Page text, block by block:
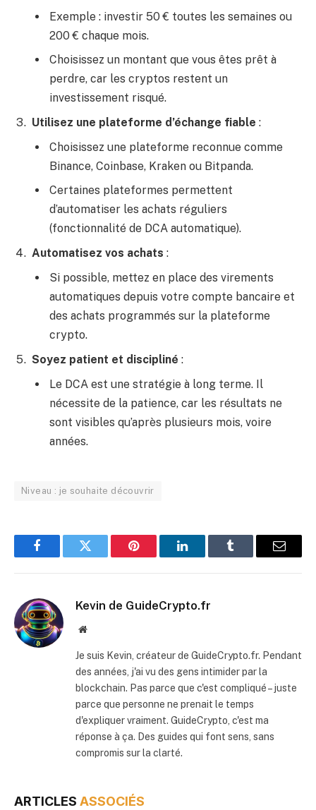
Exemple : investir 50 € toutes les semaines ou
200 € chaque mois.
Choisissez un montant que vous êtes prêt à
perdre, car les cryptos restent un
investissement risqué.
Utilisez une plateforme d’échange fiable :
Choisissez une plateforme reconnue comme
Binance, Coinbase, Kraken ou Bitpanda.
Certaines plateformes permettent
d’automatiser les achats réguliers
(fonctionnalité de DCA automatique).
Automatisez vos achats :
Si possible, mettez en place des virements
automatiques depuis votre compte bancaire et
des achats programmés sur la plateforme
crypto.
Soyez patient et discipliné :
Le DCA est une stratégie à long terme. Il
nécessite de la patience, car les résultats ne
sont visibles qu’après plusieurs mois, voire
années.
Niveau : je souhaite découvrir
FacebookTwitter Pinterest LinkedInTumblr Email
Kevin de GuideCrypto.fr
Website
Je suis Kevin, créateur de GuideCrypto.fr. Pendant
des années, j'ai vu des gens intimider par la
blockchain. Pas parce que c'est compliqué – juste
parce que personne ne prenait le temps
d'expliquer vraiment. GuideCrypto, c'est ma
réponse à ça. Des guides qui font sens, sans
compromis sur la clarté.
ARTICLES ASSOCIÉS